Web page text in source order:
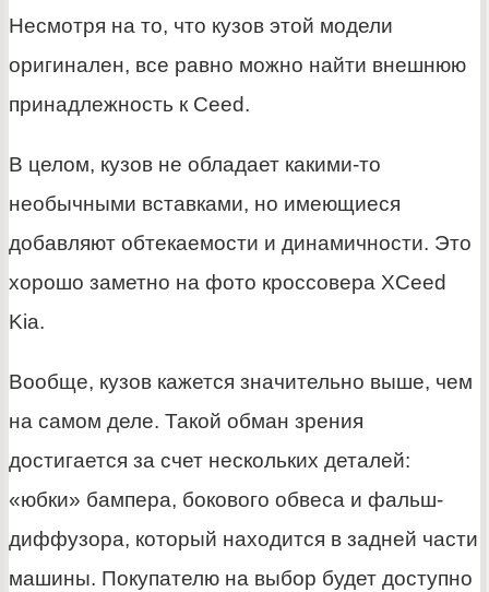
Несмотря на то, что кузов этой модели
оригинален, все равно можно найти внешнюю
принадлежность к Ceed.
В целом, кузов не обладает какими-то
необычными вставками, но имеющиеся
добавляют обтекаемости и динамичности. Это
хорошо заметно на фото кроссовера XCeed
Kia.
Вообще, кузов кажется значительно выше, чем
на самом деле. Такой обман зрения
достигается за счет нескольких деталей:
«юбки» бампера, бокового обвеса и фальш-
диффузора, который находится в задней части
машины. Покупателю на выбор будет доступно